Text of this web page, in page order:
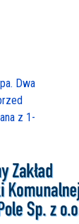
Dwa
z 1-